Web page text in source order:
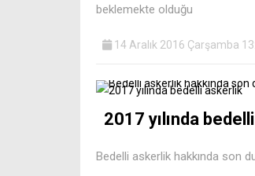
beklemekte olduğu
14 Aralık 2016 Çarşamba
2017 yılında
Bedelli askerlik hakkında son